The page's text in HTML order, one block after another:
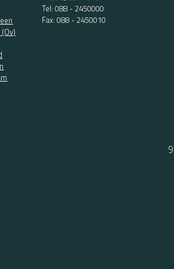
Tel:088 - 2450000
Fax: 088 - 2450010
9